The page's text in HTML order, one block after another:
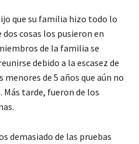
que su familia hizo todo lo
cosas los pusieron en
de la familia se
debido a la escasez de
de 5 años que aún no
Más tarde, fueron de los
demasiado de las pruebas